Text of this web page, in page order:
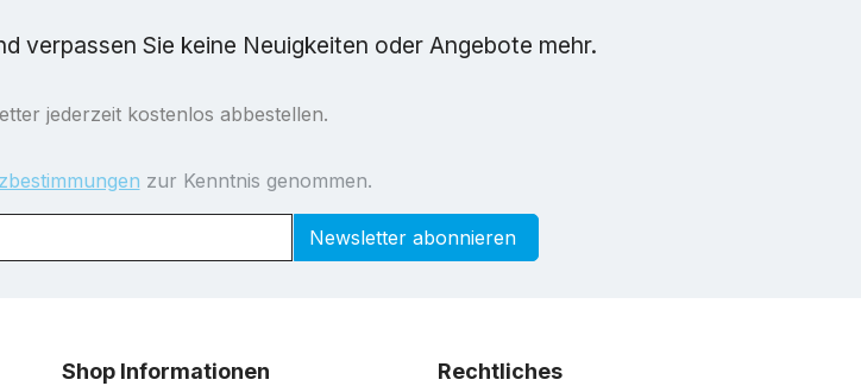
verpassen Sie keine Neuigkeiten oder Angebote mehr.
jederzeit kostenlos abbestellen.
zur Kenntnis genommen.
Newsletter abonnieren
Shop Informationen Rechtliches